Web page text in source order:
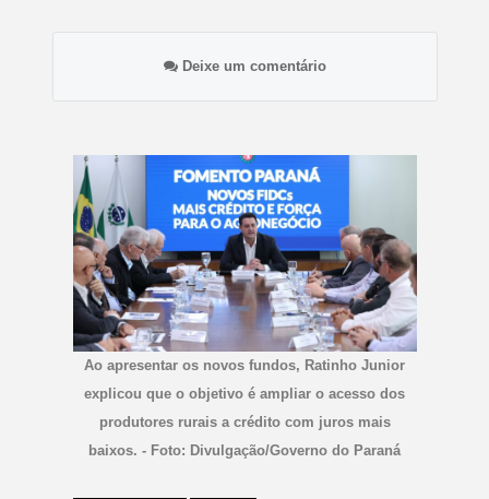
Deixe um comentário
Ao apresentar os novos fundos, Ratinho Junior
explicou que o objetivo é ampliar o acesso dos
produtores rurais a crédito com juros mais
baixos. - Foto: Divulgação/Governo do Paraná